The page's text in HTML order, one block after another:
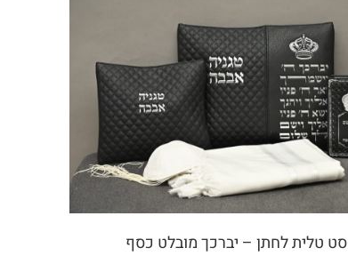
סט טלית לחתן – יברכך מובלט כסף